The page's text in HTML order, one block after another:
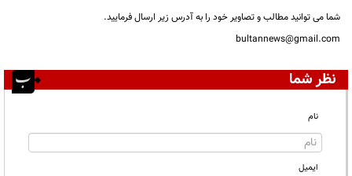
شما می توانید مطالب و تصاویر خود را به آدرس زیر ارسال فرمایید.
bultannews@gmail.com
نظر شما
نام
ایمیل